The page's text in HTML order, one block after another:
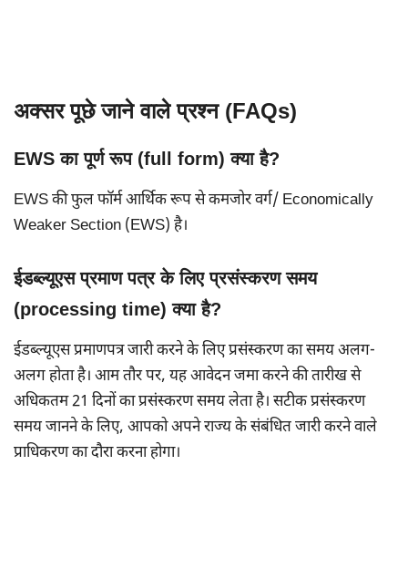
अक्सर पूछे जाने वाले प्रश्न (FAQs)
EWS का पूर्ण रूप (full form) क्या है?
EWS की फुल फॉर्म आर्थिक रूप से कमजोर वर्ग/ Economically
Weaker Section (EWS) है।
ईडब्ल्यूएस प्रमाण पत्र के लिए प्रसंस्करण समय
(processing time) क्या है?
ईडब्ल्यूएस प्रमाणपत्र जारी करने के लिए प्रसंस्करण का समय अलग-
अलग होता है। आम तौर पर, यह आवेदन जमा करने की तारीख से
अधिकतम 21 दिनों का प्रसंस्करण समय लेता है। सटीक प्रसंस्करण
समय जानने के लिए, आपको अपने राज्य के संबंधित जारी करने वाले
प्राधिकरण का दौरा करना होगा।